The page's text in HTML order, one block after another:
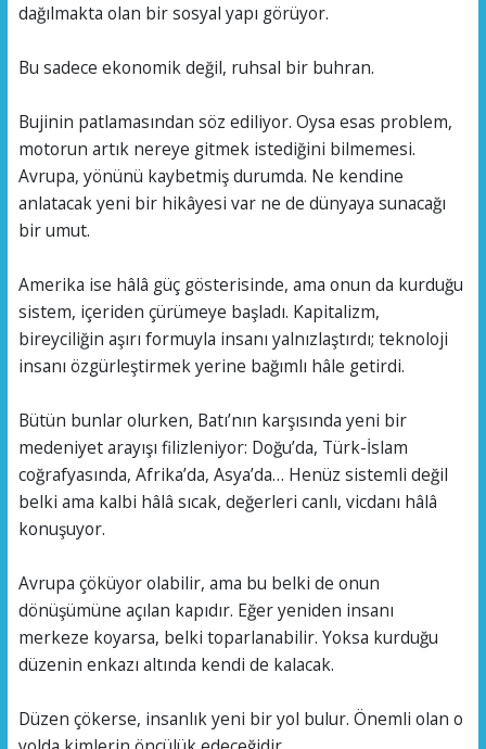
dağılmakta olan bir sosyal yapı görüyor.
Bu sadece ekonomik değil, ruhsal bir buhran.
Bujinin patlamasından söz ediliyor. Oysa esas problem,
motorun artık nereye gitmek istediğini bilmemesi.
Avrupa, yönünü kaybetmiş durumda. Ne kendine
anlatacak yeni bir hikâyesi var ne de dünyaya sunacağı
bir umut.
Amerika ise hâlâ güç gösterisinde, ama onun da kurduğu
sistem, içeriden çürümeye başladı. Kapitalizm,
bireyciliğin aşırı formuyla insanı yalnızlaştırdı; teknoloji
insanı özgürleştirmek yerine bağımlı hâle getirdi.
Bütün bunlar olurken, Batı’nın karşısında yeni bir
medeniyet arayışı filizleniyor: Doğu’da, Türk-İslam
coğrafyasında, Afrika’da, Asya’da… Henüz sistemli değil
belki ama kalbi hâlâ sıcak, değerleri canlı, vicdanı hâlâ
konuşuyor.
Avrupa çöküyor olabilir, ama bu belki de onun
dönüşümüne açılan kapıdır. Eğer yeniden insanı
merkeze koyarsa, belki toparlanabilir. Yoksa kurduğu
düzenin enkazı altında kendi de kalacak.
Düzen çökerse, insanlık yeni bir yol bulur. Önemli olan o